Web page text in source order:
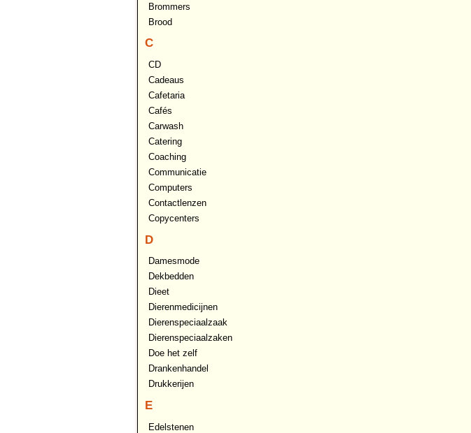
Brommers
Brood
C
CD
Cadeaus
Cafetaria
Cafés
Carwash
Catering
Coaching
Communicatie
Computers
Contactlenzen
Copycenters
D
Damesmode
Dekbedden
Dieet
Dierenmedicijnen
Dierenspeciaalzaak
Dierenspeciaalzaken
Doe het zelf
Drankenhandel
Drukkerijen
E
Edelstenen